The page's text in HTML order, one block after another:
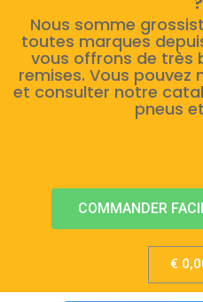
Nous somme
toutes marques
vous offrons de très
remises. Vous pouvez
et consulter notre
pneus
COMMANDER
€